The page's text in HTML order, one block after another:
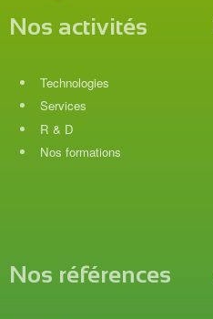
Nos activités
Technologies
Services
R & D
Nos formations
Nos références